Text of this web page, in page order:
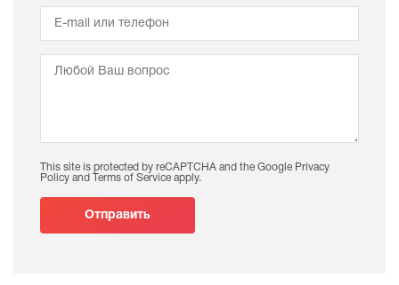
This site is protected by reCAPTCHA and the Google Privacy
Policy and Terms of Service apply.